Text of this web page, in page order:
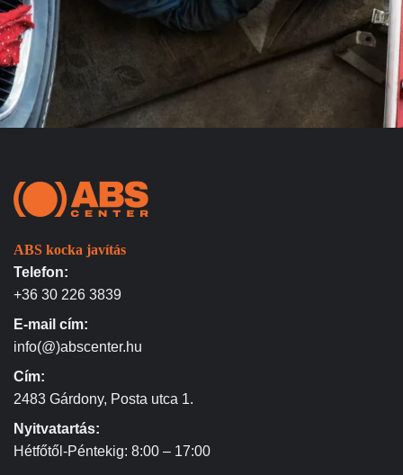
ABS kocka javítás
Telefon:
+36 30 226 3839
E-mail cím:
info(@)abscenter.hu
Cím:
2483 Gárdony, Posta utca 1.
Nyitvatartás:
Hétfőtől-Péntekig: 8:00 – 17:00